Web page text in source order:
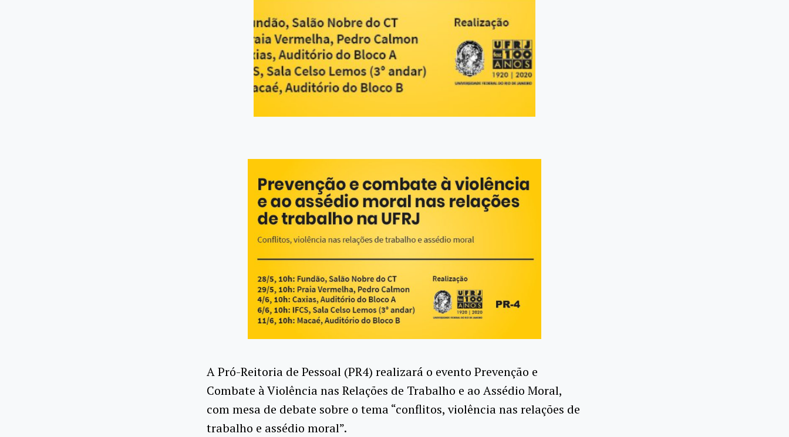
A Pró-Reitoria de Pessoal (PR4) realizará o evento Prevenção e
Combate à Violência nas Relações de Trabalho e ao Assédio Moral,
com mesa de debate sobre o tema “conflitos, violência nas relações de
trabalho e assédio moral”.